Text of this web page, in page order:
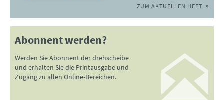
ZUM AKTUELLEN HEFT
Abonnent werden?
Werden Sie Abonnent der drehscheibe
und erhalten Sie die Printausgabe und
Zugang zu allen Online-Bereichen.